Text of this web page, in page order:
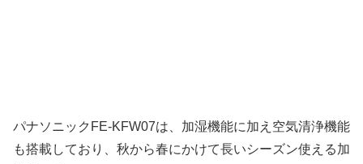
パナソニックFE-KFW07は、加湿機能に加え空気清浄機能
も搭載しており、秋から春にかけて長いシーズン使える加